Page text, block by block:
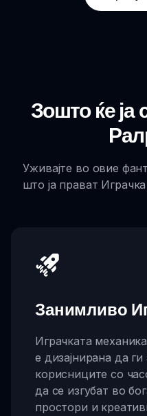
Зошто ќе ја
Уживајте во овие
што ја прават
Занимливо
Играчката
е дизајнирана да
корисниците со
да се изгубат во
простори и